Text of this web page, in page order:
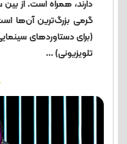
دارند، همراه است. از
گرمی بزرگ‌ترین آن‌ها
(برای دستاوردهای
تلویزیونی) ...